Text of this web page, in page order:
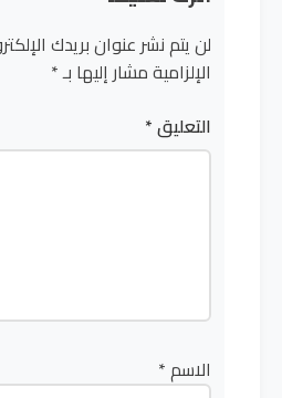
لن يتم نشر عنوان بريدك
الإلزامية مشار إليها بـ*
التعليق*
الاسم*